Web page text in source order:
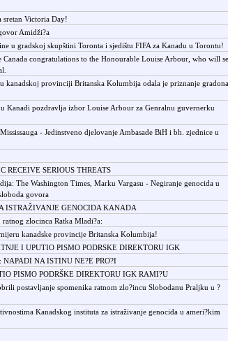
sretan Victoria Day!
Amidži?a
u gradskoj skupštini Toronta i sjedištu FIFA za Kanadu u Torontu!
Canada congratulations to the Honourable Louise Arbour, who will
kanadskoj provinciji Britanska Kolumbija odala je priznanje
u Kanadi pozdravlja izbor Louise Arbour za Genralnu guvernerku
- Jedinstveno djelovanje Ambasade BiH i bh. zjednice u
RECEIVE SERIOUS THREATS
The Washington Times, Marku Vargasu - Negiranje genocida u
govora
ISTRAŽIVANJE GENOCIDA KANADA
zlocinca Ratka Mladi?a:
kanadske provincije Britanska Kolumbija!
I UPUTIO PISMO PODRSKE DIREKTORU IGK
NA ISTINU NE?E PRO?I
PISMO PODRŠKE DIREKTORU IGK RAMI?U
postavljanje spomenika ratnom zlo?incu Slobodanu Praljku u ?
Kanadskog instituta za istraživanje genocida u ameri?kim